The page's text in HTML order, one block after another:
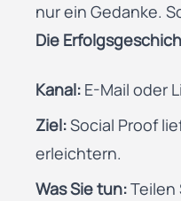
nur ein Gedanke.
Die
Kanal: E-Mail oder
Ziel:Social Proof
erleichtern.
Was Sie tun:Teilen